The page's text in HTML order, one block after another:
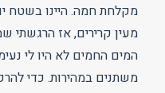
מקלחת חמה. היינו בשטח
מעין קרירים, אז הרגשתי
המים החמים לא היו לי
משתנים במהירות. כדי